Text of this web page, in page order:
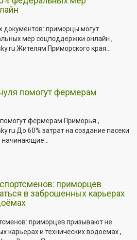
документов: приморцы могут
мер соцподдержки онлайн ,
Жителям Приморского края...
помогут фермерам
помогут фермерам Приморья ,
До 60% затрат на создание пасеки
приморцев
в заброшенных карьерах
приморцев призывают не
карьерах и технических водоёмах ,